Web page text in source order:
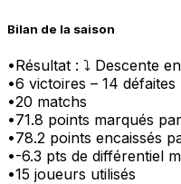
Bilan de la saison
•Résultat : ⤵ Descente
•6 victoires – 14 défaites
•20 matchs
•71.8 points marqués
•78.2 points encaissés
•-6.3 pts de différentiel
•15 joueurs utilisés